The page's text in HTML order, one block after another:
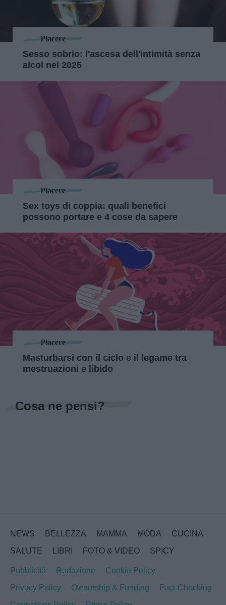
Piacere
Sesso sobrio: l'ascesa dell'intimità senza
alcol nel 2025
Piacere
Sex toys di coppia: quali benefici
possono portare e 4 cose da sapere
Piacere
Masturbarsi con il ciclo e il legame tra
mestruazioni e libido
Cosa ne pensi?
NEWS BELLEZZA MAMMA MODA
CUCINA
SALUTE
LIBRI FOTO & VIDEO SPICY
Pubblicità Redazione
Cookie Policy
Privacy Policy
Ownership & Funding
Fact-Checking